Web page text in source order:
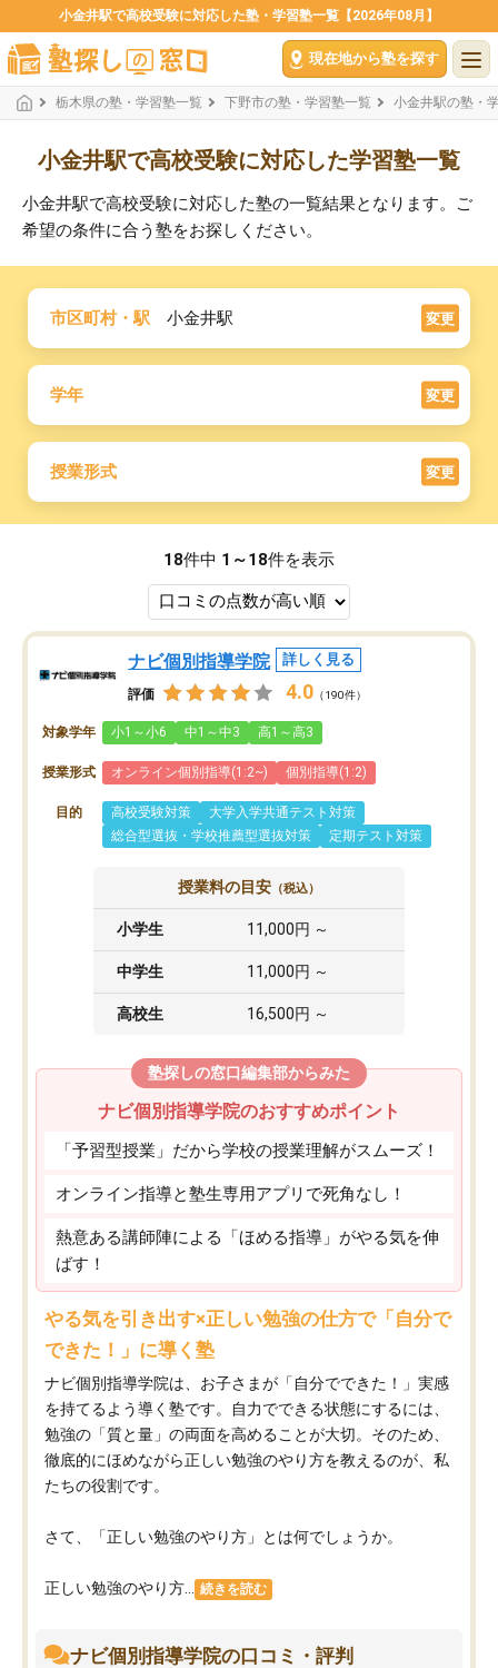
小金井駅で高校受験に対応した塾・学習塾一覧【2026年08月】
現在地から塾を探す
栃木県の塾・学習塾一覧 下野市の塾・学習塾一覧 小金井駅の塾・
小金井駅で高校受験に対応した学習塾一覧
小金井駅で高校受験に対応した塾の一覧結果となります。ご
希望の条件に合う塾をお探しください。
市区町村・駅 小金井駅 変更
学年 変更
授業形式 変更
18件中 1～18件を表示
ナビ個別指導学院 詳しく見る
評価 4.0 （190件）
対象学年 小1～小6 中1～中3 高1～高3
授業形式 オンライン個別指導(1:2~) 個別指導(1:2)
目的 高校受験対策
大学入学共通テスト対策
総合型選抜・学校推薦型選抜対策
定期テスト対策
授業料の目安 （税込）
小学生 11,000円 ～
中学生 11,000円 ～
高校生 16,500円 ～
塾探しの窓口編集部からみた
ナビ個別指導学院のおすすめポイント
「予習型授業」だから学校の授業理解がスムーズ！
オンライン指導と塾生専用アプリで死角なし！
熱意ある講師陣による「ほめる指導」がやる気を伸
ばす！
やる気を引き出す×正しい勉強の仕方で「自分で
できた！」に導く塾
ナビ個別指導学院は、お子さまが「自分でできた！」実感
を持てるよう導く塾です。自力でできる状態にするには、
勉強の「質と量」の両面を高めることが大切。そのため、
徹底的にほめながら正しい勉強のやり方を教えるのが、私
たちの役割です。
さて、「正しい勉強のやり方」とは何でしょうか。
正しい勉強のやり方... 続きを読む
ナビ個別指導学院の口コミ・評判